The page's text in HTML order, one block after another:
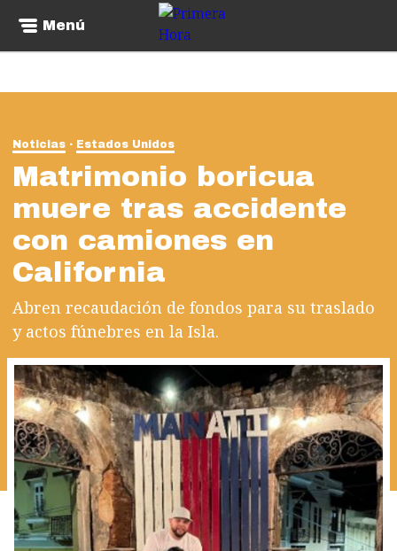
Menú
Noticias Estados Unidos
Matrimonio boricua
muere tras accidente
con camiones en
California
Abren recaudación de fondos para su traslado
y actos fúnebres en la Isla.